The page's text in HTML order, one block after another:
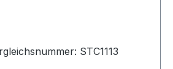
STC1113